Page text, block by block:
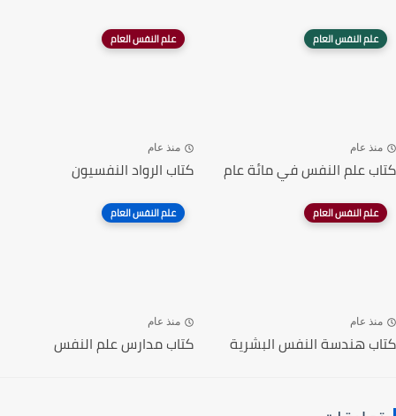
علم النفس العام
منذ عام
كتاب علم النفس في مائة عام
علم النفس العام
منذ عام
كتاب الرواد النفسيون
علم النفس العام
منذ عام
كتاب هندسة النفس البشرية
علم النفس العام
منذ عام
كتاب مدارس علم النفس